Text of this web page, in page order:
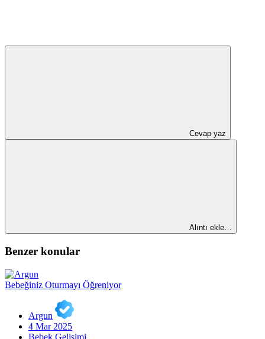
Cevap yaz
Alıntı ekle…
Benzer konular
Bebeğiniz Oturmayı Öğreniyor
Argun
4 Mar 2025
Bebek Gelişimi